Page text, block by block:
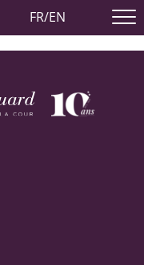
FR/EN